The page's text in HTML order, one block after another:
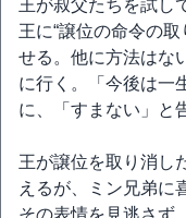
王が叔父たちを試し
王に“譲位の命令の
せる。他に方法はな
に行く。「今後は一
に、「すまない」と
王が譲位を取り消し
えるが、ミン兄弟に
その表情を見逃さず